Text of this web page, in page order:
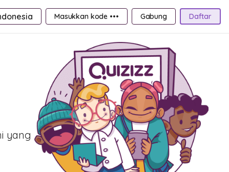
Masukkan kode ••• Gabung Daftar
yang